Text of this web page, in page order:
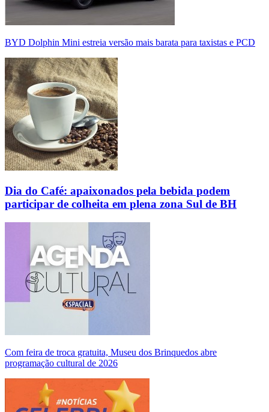
BYD Dolphin Mini estreia versão mais barata para taxistas e PCD
Dia do Café: apaixonados pela bebida podem
participar de colheita em plena zona Sul de BH
Com feira de troca gratuita, Museu dos Brinquedos abre
programação cultural de 2026